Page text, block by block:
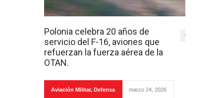
Polonia celebra 20 años de
servicio del F-16, aviones que
refuerzan la fuerza aérea de la
OTAN.
0
Aviación Militar, Defensa marzo 24, 2026